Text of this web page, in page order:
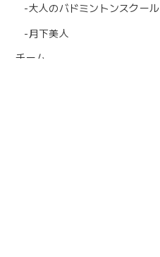
-大人のバドミントンスクール
-月下美人
チーム